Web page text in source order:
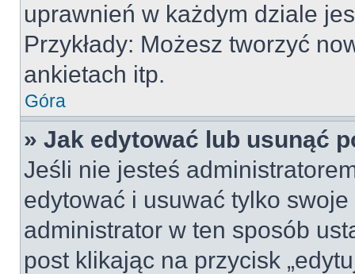
uprawnień w każdym dziale
Przykłady: Możesz tworzyć
ankietach itp.
Góra
» Jak edytować lub usunąć
Jeśli nie jesteś
edytować i usuwać tylko
administrator w ten sposób
post klikając na przycisk